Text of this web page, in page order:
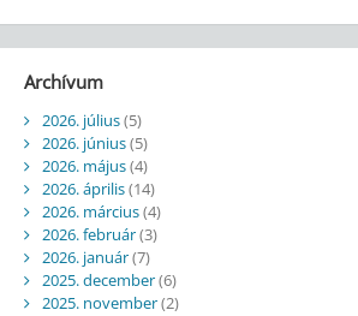
Archívum
2026. július(5)
2026. június(5)
2026. május(4)
2026. április(14)
2026. március(4)
2026. február(3)
2026. január(7)
2025. december(6)
2025. november(2)